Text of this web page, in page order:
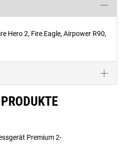
Hero 2, Fire Eagle, Airpower R90,